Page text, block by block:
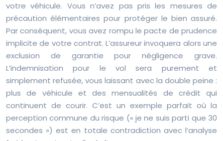
votre véhicule. Vous n’avez pas pris les mesures de
précaution élémentaires pour protéger le bien assuré.
Par conséquent, vous avez rompu le pacte de prudence
implicite de votre contrat. L’assureur invoquera alors une
exclusion de garantie pour négligence grave.
L’indemnisation pour le vol sera purement et
simplement refusée, vous laissant avec la double peine :
plus de véhicule et des mensualités de crédit qui
continuent de courir. C’est un exemple parfait où la
perception commune du risque (« je ne suis parti que 30
secondes ») est en totale contradiction avec l’analyse